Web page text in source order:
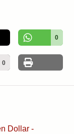
0
0
Dollar -